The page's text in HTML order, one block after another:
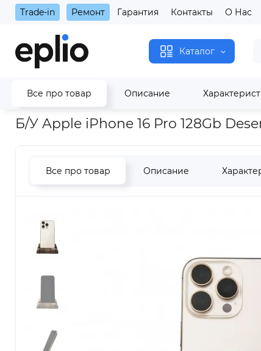
Trade-in Ремонт Гарантия Контакты О Нас
Каталог
Все про товар Описание
Главная Б/У Apple iPhone 16 Pro 128Gb Desert Titanium SIM
Б/У Apple iPhone 16 Pro 128Gb
Все про товар Описание